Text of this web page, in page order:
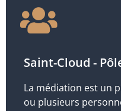
Saint-Cloud -
La médiation est un
ou plusieurs